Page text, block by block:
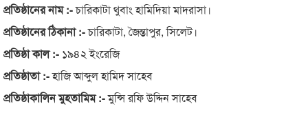
প্রতিষ্ঠানের নাম :-চারিকাটা থুবাং হামিদিয়া মাদরাসা।
প্রতিষ্ঠানের ঠিকানা :-চারিকাটা, জৈন্তাপুর, সিলেট।
প্রতিষ্ঠা কাল :- ১৯৪২ ইংরেজি
প্রতিষ্ঠাতা :-হাজি আব্দুল হামিদ সাহেব
প্রতিষ্ঠাকালিন মুহতামিম :-মুন্সি রফি উদ্দিন সাহেব